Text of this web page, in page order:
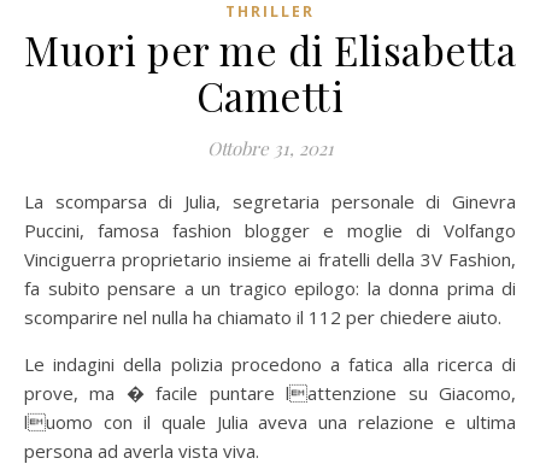
THRILLER
Muori per me di Elisabetta
Cametti
Ottobre 31, 2021
La scomparsa di Julia, segretaria personale di Ginevra
Puccini, famosa fashion blogger e moglie di Volfango
Vinciguerra proprietario insieme ai fratelli della 3V Fashion,
fa subito pensare a un tragico epilogo: la donna prima di
scomparire nel nulla ha chiamato il 112 per chiedere aiuto.
Le indagini della polizia procedono a fatica alla ricerca di
prove, ma � facile puntare lattenzione su Giacomo,
luomo con il quale Julia aveva una relazione e ultima
persona ad averla vista viva.